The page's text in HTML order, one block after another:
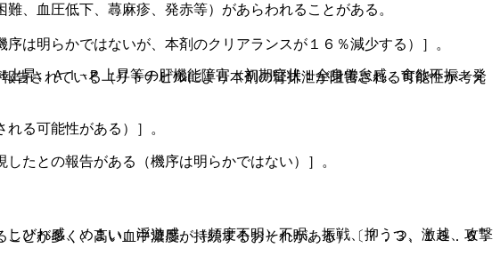
は明らかではないが、本剤のクリアランスが１６％減少する）］。
されている（リトナビルにより本剤の腎排泄が阻害される可能性が考え
る可能性がある）］。
たとの報告がある（機序は明らかではない）］。
とが多く、高い血中濃度が持続するおそれがある）〔７．３、１６．６．
、血圧低下、蕁麻疹、発赤等）があらわれることがある。
昇、Ａｌ−Ｐ上昇等の肝機能障害（初期症状：全身倦怠感、食欲不振、発
びれ感、めまい、浮遊感、（頻度不明）不眠、振戦、抑うつ、激越、攻撃